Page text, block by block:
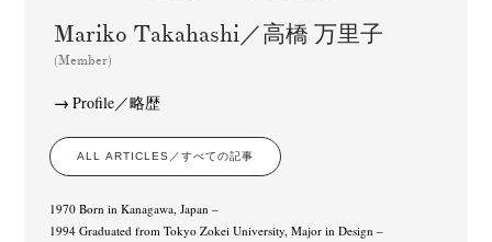
Mariko Takahashi／高橋 万里子
(Member)
Profile／略歴
ALL ARTICLES／すべての記事
1970 Born in Kanagawa, Japan –
1994 Graduated from Tokyo Zokei University, Major in Design –